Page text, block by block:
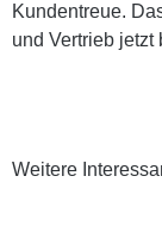
Kundentreue.
und Vertrieb jetzt
Weitere